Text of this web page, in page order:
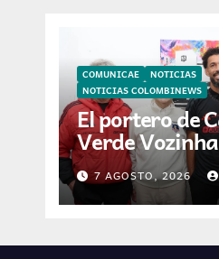
COMUNICAE
NOTICIAS
NOTICIAS COLOMBINEWS
El portero de
Verde
por Colo-Colo y
JETOUR
nueva etapa
7 AGOSTO, 2026